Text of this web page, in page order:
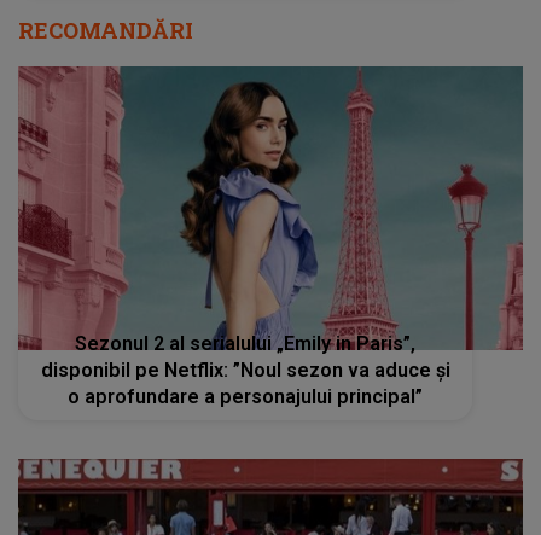
RECOMANDĂRI
Sezonul 2 al serialului „Emily in Paris”,
disponibil pe Netflix: ”Noul sezon va aduce și
o aprofundare a personajului principal”